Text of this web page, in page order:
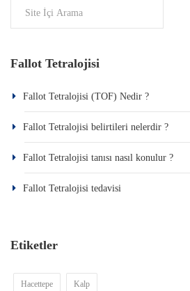
Fallot Tetralojisi
Fallot Tetralojisi (TOF) Nedir ?
Fallot Tetralojisi belirtileri nelerdir ?
Fallot Tetralojisi tanısı nasıl konulur ?
Fallot Tetralojisi tedavisi
Etiketler
Hacettepe Kalp